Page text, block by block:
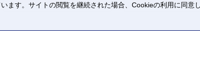
す。サイトの閲覧を継続された場合、Cookieの利用に同意